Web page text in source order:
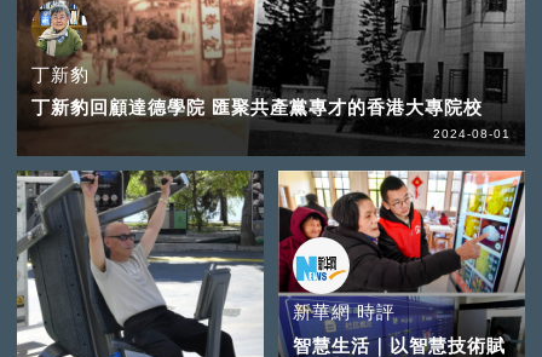
丁新豹
丁新豹回顧達德學院 匯聚共產黨專才的香港大專院校
2024-08-01
新華網 時評
智慧生活｜以智慧技術賦